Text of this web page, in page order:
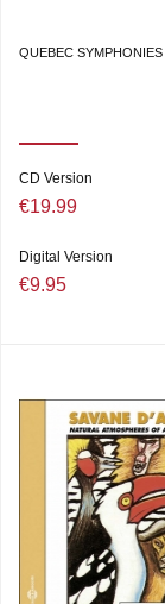
QUEBEC SYMPHONIES
CD Version
€19.99
Digital Version
€9.95